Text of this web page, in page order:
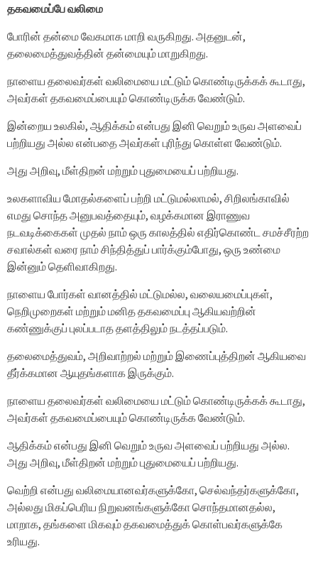
தகவமைப்பே வலிமை
போரின் தன்மை வேகமாக மாறி வருகிறது. அதனுடன்,
தலைமைத்துவத்தின் தன்மையும் மாறுகிறது.
நாளைய தலைவர்கள் வலிமையை மட்டும் கொண்டிருக்கக் கூடாது,
அவர்கள் தகவமைப்பையும் கொண்டிருக்க வேண்டும்.
இன்றைய உலகில், ஆதிக்கம் என்பது இனி வெறும் உருவ அளவைப்
பற்றியது அல்ல என்பதை அவர்கள் புரிந்து கொள்ள வேண்டும்.
அது அறிவு, மீள்திறன் மற்றும் புதுமையைப் பற்றியது.
உலகளாவிய மோதல்களைப் பற்றி மட்டுமல்லாமல், சிறிலங்காவில்
எமது சொந்த அனுபவத்தையும், வழக்கமான இராணுவ
நடவடிக்கைகள் முதல் நாம் ஒரு காலத்தில் எதிர்கொண்ட சமச்சீரற்ற
சவால்கள் வரை நாம் சிந்தித்துப் பார்க்கும்போது, ​​ஒரு உண்மை
இன்னும் தெளிவாகிறது.
நாளைய போர்கள் வானத்தில் மட்டுமல்ல, வலையமைப்புகள்,
நெறிமுறைகள் மற்றும் மனித தகவமைப்பு ஆகியவற்றின்
கண்ணுக்குப் புலப்படாத தளத்திலும் நடத்தப்படும்.
தலைமைத்துவம், அறிவாற்றல் மற்றும் இணைப்புத்திறன் ஆகியவை
தீர்க்கமான ஆயுதங்களாக இருக்கும்.
நாளைய தலைவர்கள் வலிமையை மட்டும் கொண்டிருக்கக் கூடாது,
அவர்கள் தகவமைப்பையும் கொண்டிருக்க வேண்டும்.
ஆதிக்கம் என்பது இனி வெறும் உருவ அளவைப் பற்றியது அல்ல.
அது அறிவு, மீள்திறன் மற்றும் புதுமையைப் பற்றியது.
வெற்றி என்பது வலிமையானவர்களுக்கோ, செல்வந்தர்களுக்கோ,
அல்லது மிகப்பெரிய நிறுவனங்களுக்கோ சொந்தமானதல்ல,
மாறாக, தங்களை மிகவும் தகவமைத்துக் கொள்பவர்களுக்கே
உரியது.